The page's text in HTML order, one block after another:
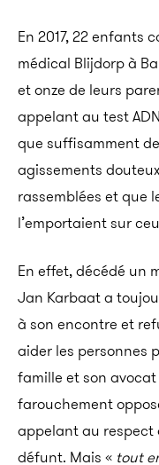
En 2017, 22 enfants
médical Blijdorp à
et onze de leurs
appelant au test
que suffisamment
agissements
rassemblées et que
l’emportaient sur
En effet, décédé un
Jan Karbaat a
à son encontre et
aider les personnes
famille et son avocat
farouchement
appelant au respect
défunt. Mais « tout